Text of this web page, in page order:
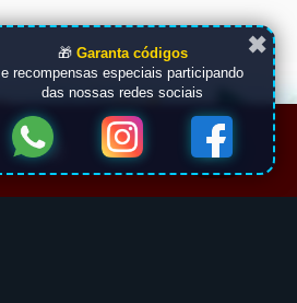
✖
🎁 Garanta códigos
e recompensas especiais participando
das nossas redes sociais